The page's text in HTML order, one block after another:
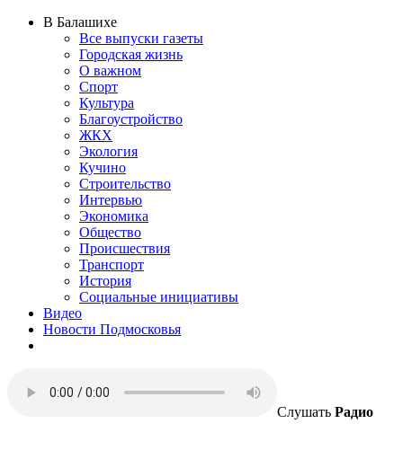
В Балашихе
Все выпуски газеты
Городская жизнь
О важном
Спорт
Культура
Благоустройство
ЖКХ
Экология
Кучино
Строительство
Интервью
Экономика
Общество
Происшествия
Транспорт
История
Социальные инициативы
Видео
Новости Подмосковья
Слушать Радио